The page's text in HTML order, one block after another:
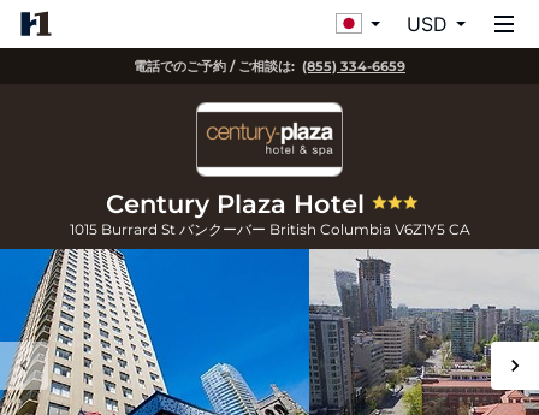
USD
電話でのご予約 / ご相談は: (855) 334-6659
Century Plaza Hotel
1015 Burrard St バンクーバー British Columbia V6Z1Y5 CA